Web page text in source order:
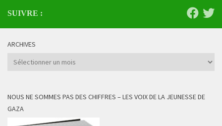
SUIVRE :
ARCHIVES
Archives
NOUS NE SOMMES PAS DES CHIFFRES – LES VOIX DE LA JEUNESSE DE
GAZA